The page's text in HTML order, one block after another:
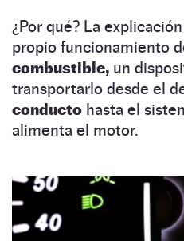
¿Por qué? La
propio funcionamiento
combustible, un
transportarlo desde el
conducto hasta el
alimenta el motor.